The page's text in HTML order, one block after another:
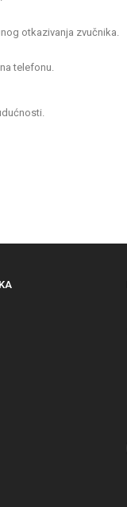
otkazivanja zvučnika.
telefonu.